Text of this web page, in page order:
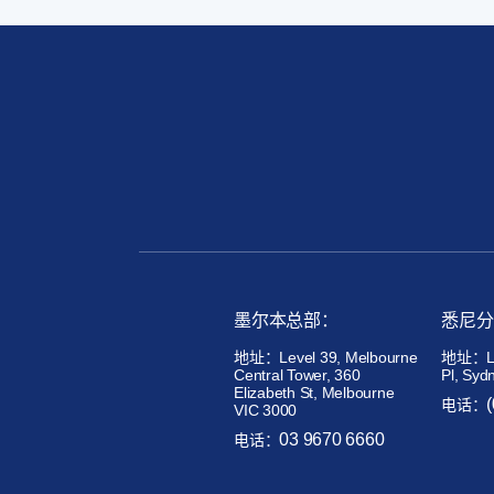
墨尔本总部：
地址：Level 39, Melbourne
Central Tower, 360
Elizabeth St, Melbourne
VIC 3000
电话：03 9670 6660
悉尼
地址：
Pl,
电话：